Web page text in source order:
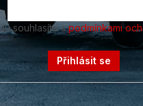
souhlasíte spodmínkami
Přihlásit se